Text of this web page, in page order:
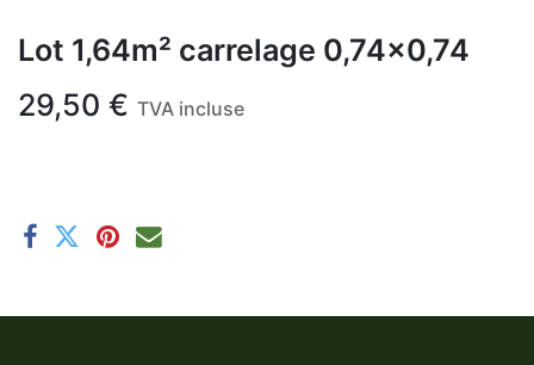
Lot 1,64m² carrelage 0,74x0,74
29,50 € TVA incluse